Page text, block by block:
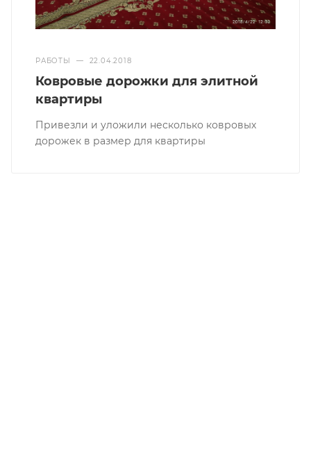
РАБОТЫ — 22.04.2018
Ковровые дорожки для элитной
квартиры
Привезли и уложили несколько ковровых
дорожек в размер для квартиры